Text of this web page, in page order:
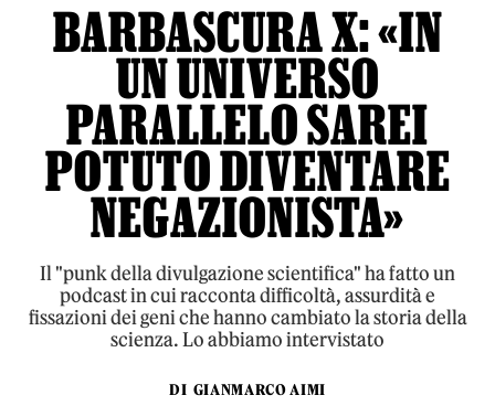
BARBASCURA X: «IN
UN UNIVERSO
PARALLELO SAREI
POTUTO DIVENTARE
NEGAZIONISTA»
Il "punk della divulgazione scientifica" ha fatto un
podcast in cui racconta difficoltà, assurdità e
fissazioni dei geni che hanno cambiato la storia della
scienza. Lo abbiamo intervistato
DI GIANMARCO AIMI